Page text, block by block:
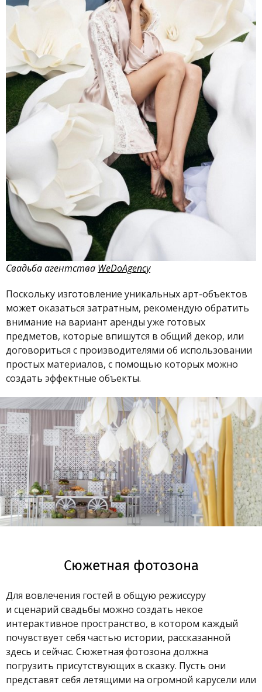
Свадьбаагентства WeDoAgency
Поскольку изготовление уникальных арт-объектов
может оказаться затратным, рекомендую обратить
внимание на вариант аренды уже готовых
предметов, которые впишутся в общий декор, или
договориться с производителями об использовании
простых материалов, с помощью которых можно
создать эффектные объекты.
Сюжетная фотозона
Для вовлечения гостей в общую режиссуру
и сценарий свадьбы можно создать некое
интерактивное пространство, в котором каждый
почувствует себя частью истории, рассказанной
здесь и сейчас. Сюжетная фотозона должна
погрузить присутствующих в сказку. Пусть они
представят себя летящими на огромной карусели или